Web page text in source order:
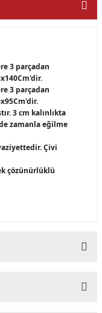
3 parçadan
3 parçadan
3 cm kalınlıkta
zamanla eğilme
Çivi
çözünürlüklü